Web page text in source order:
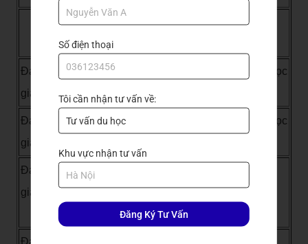
Đại học
Hanyang
Đại học Quốc
gia Chonnam
Đại học Inha
Đại học
Đại học Quốc
gia Chungbuk
Đại học Inje
Đại học
Đại học Quốc
gia Chungnam
gia Kangwon
Đại học Ulsan
Đại học
Số điện thoại
Tôi cần nhận tư vấn về:
Khu vực nhận tư vấn
Đăng Ký Tư Vấn